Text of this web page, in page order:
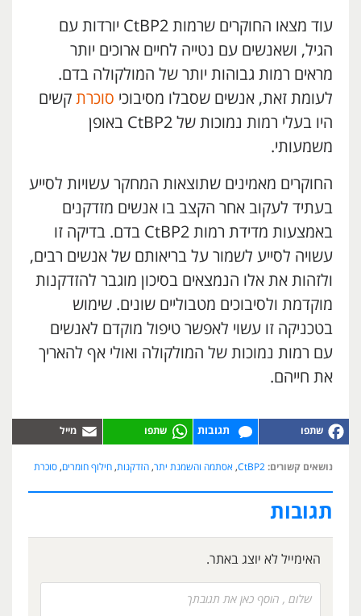
עוד מצאו החוקרים שרמות CtBP2 יורדות עם
הגיל, ושאנשים עם נטייה לחיים ארוכים יותר
מראים רמות גבוהות יותר של המולקולה בדם.
לעומת זאת, אנשים שסבלו מסיבוכי סוכרת קשים
היו בעלי רמות נמוכות של CtBP2 באופן
משמעותי.
החוקרים מאמינים שתוצאות המחקר עשויות לסייע
בעתיד לעקוב אחר הקצב בו אנשים מזדקנים
באמצעות מדידת רמות CtBP2 בדם. בדיקה זו
עשויה לסייע לשמור על בריאותם של אנשים רבים,
ולזהות את אלו הנמצאים בסיכון מוגבר להזדקנות
מוקדמת ולסיבוכים מטבוליים שונים. שימוש
בטכניקה זו עשוי לאפשר טיפול מוקדם לאנשים
עם רמות נמוכות של המולקולה ואולי אף להאריך
את חייהם.
תגובות
נושאים קשורים: CtBP2
, אסתמה והשמנת יתר, הזדקנות, חילוף חומרים, סוכרת
תגובות
האימייל לא יוצג באתר.